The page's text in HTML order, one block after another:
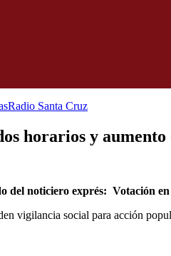
Radio Santa Cruz
horarios y
del noticiero exprés: Votación
vigilancia social para acción